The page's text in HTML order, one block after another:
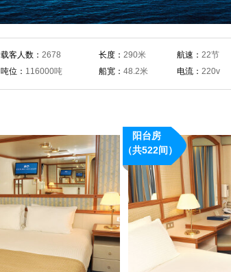
载客人数： 2678 长度： 290米 航速： 22节
吨位： 116000吨 船宽： 48.2米 电流： 220v
概况：
· 单人床2张，大床1张，独
梳妆台，吹风机，电话，电
柜，热水壶，冰箱
· 24小时客舱服务
· 无
阳台房
（共522间）